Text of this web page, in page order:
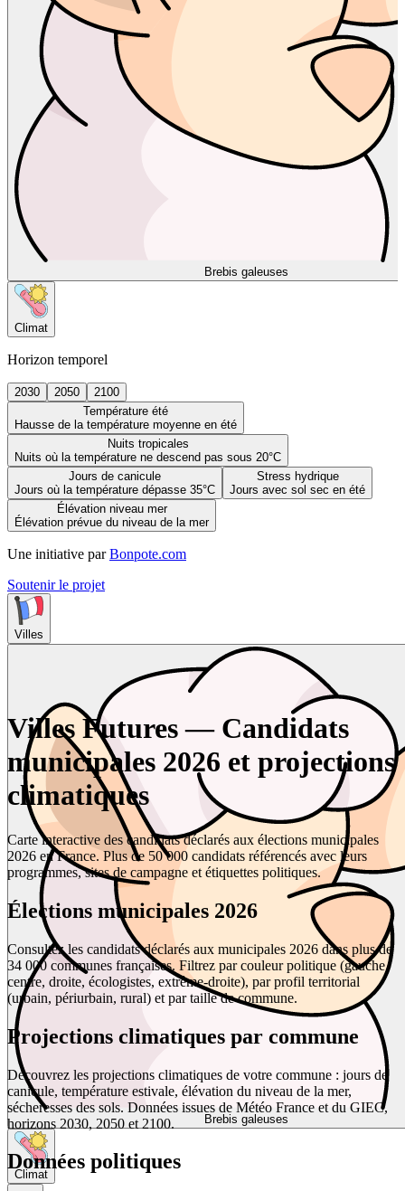
Brebis galeuses
Climat
Horizon temporel
2030 2050
2100
Température été
Hausse de la température moyenne en été
Nuits tropicales
Nuits où la température ne descend pas sous 20°C
Jours de canicule
Jours où la température dépasse 35°C
Stress hydrique
Jours avec sol sec en été
Élévation niveau mer
Élévation prévue du niveau de la mer
Une initiative par Bonpote.com
Soutenir le projet
Villes
Brebis galeuses
Climat
Villes Futures — Candidats
municipales 2026 et projections
climatiques
Carte interactive des candidats déclarés aux élections municipales
2026 en France. Plus de 50 000 candidats référencés avec leurs
programmes, sites de campagne et étiquettes politiques.
Élections municipales 2026
Consultez les candidats déclarés aux municipales 2026 dans plus de
34 000 communes françaises. Filtrez par couleur politique (gauche,
centre, droite, écologistes, extrême-droite), par profil territorial
(urbain, périurbain, rural) et par taille de commune.
Projections climatiques par commune
Découvrez les projections climatiques de votre commune : jours de
canicule, température estivale, élévation du niveau de la mer,
sécheresses des sols. Données issues de Météo France et du GIEC,
horizons 2030, 2050 et 2100.
Données politiques